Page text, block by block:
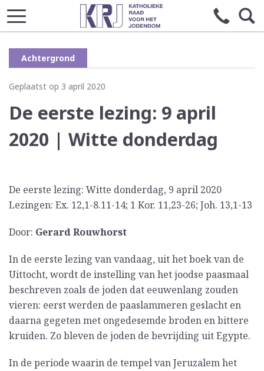
Achtergrond
Geplaatst op 3 april 2020
De eerste lezing: 9 april
2020 | Witte donderdag
De eerste lezing: Witte donderdag, 9 april 2020
Lezingen: Ex. 12,1-8.11-14; 1 Kor. 11,23-26; Joh. 13,1-13
Door: Gerard Rouwhorst
In de eerste lezing van vandaag, uit het boek van de
Uittocht, wordt de instelling van het joodse paasmaal
beschreven zoals de joden dat eeuwenlang zouden
vieren: eerst werden de paaslammeren geslacht en
daarna gegeten met ongedesemde broden en bittere
kruiden. Zo bleven de joden de bevrijding uit Egypte.
In de periode waarin de tempel van Jeruzalem het